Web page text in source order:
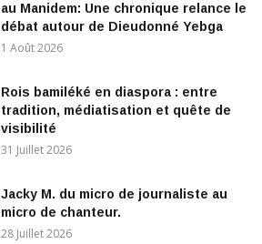
au Manidem: Une chronique relance le
débat autour de Dieudonné Yebga
1 Août 2026
Rois bamiléké en diaspora : entre
tradition, médiatisation et quête de
visibilité
31 Juillet 2026
Jacky M. du micro de journaliste au
micro de chanteur.
28 Juillet 2026